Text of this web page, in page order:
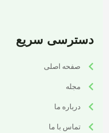
دسترسی سریع
صفحه اصلی
مجله
درباره ما
تماس با ما